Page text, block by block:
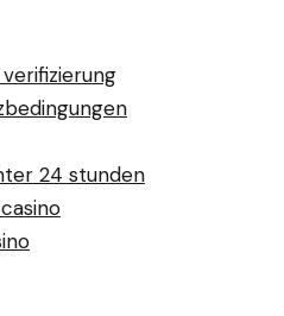
24 stunden